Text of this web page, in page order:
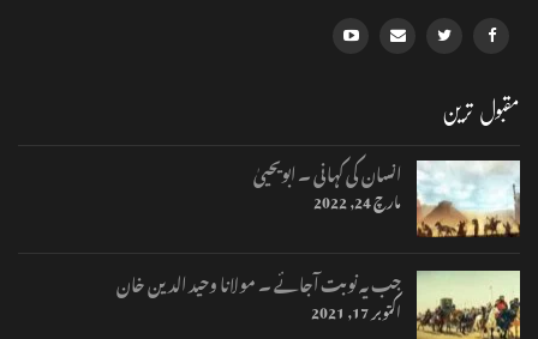
مقبول ترین
انسان کی کہانی ۔ ابویحییٰ
مارچ 24, 2022
جب یہ نوبت آجائے ۔ مولانا وحید الدین خان
اکتوبر 17, 2021